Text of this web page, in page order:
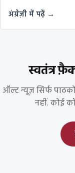
अंग्रेज़ी में पढ़ें →
स्वतंत्र
ऑल्ट न्यूज़ सिर्फ
नहीं. कोई